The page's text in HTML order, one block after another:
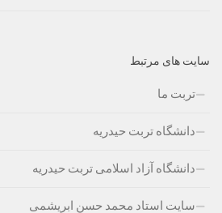
سایت های مرتبط
تربت ما
دانشگاه تربت حیدریه
دانشگاه آزاد اسلامی تربت حیدریه
سایت استاد محمد حسن ابریشمی